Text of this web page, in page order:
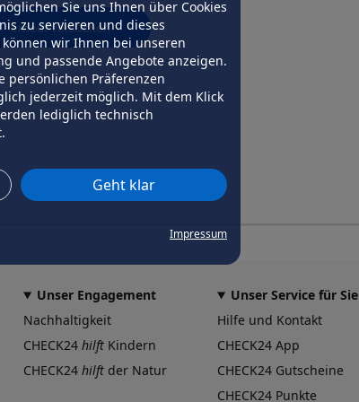
Sie uns Ihnen über Cookies
zu servieren und dieses
wir Ihnen bei unseren
und passende Angebote anzeigen.
persönlichen Präferenzen
jederzeit möglich. Mit dem Klick
lediglich technisch
Geht klar
Impressum
erneut versuchen
Unser Engagement
Nachhaltigkeit
CHECK24 hilft Kindern
CHECK24 hilft der Natur
Unser Service für Sie
Hilfe und Kontakt
CHECK24 App
CHECK24 Gutscheine
CHECK24 Punkte